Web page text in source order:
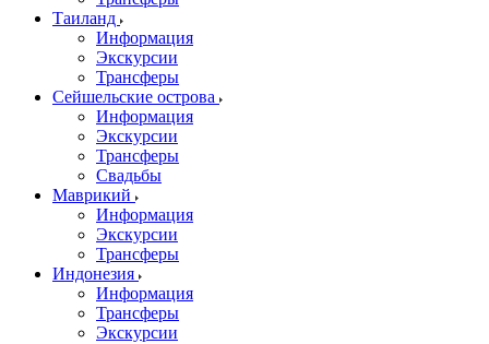
Таиланд
Информация
Экскурсии
Трансферы
Сейшельские острова
Информация
Экскурсии
Трансферы
Свадьбы
Маврикий
Информация
Экскурсии
Трансферы
Индонезия
Информация
Трансферы
Экскурсии